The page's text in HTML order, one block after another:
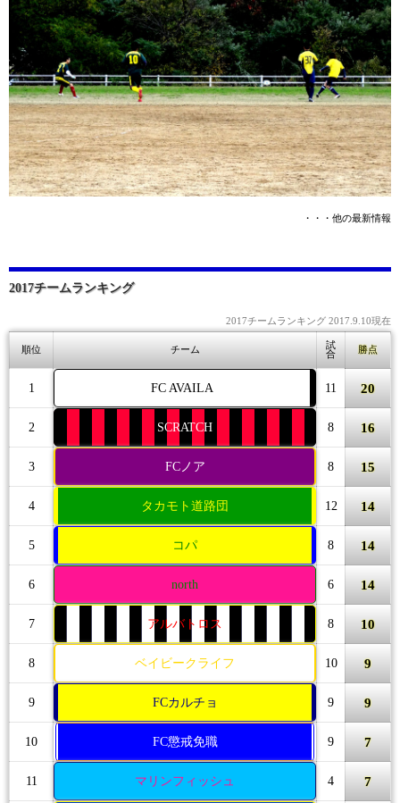
・・・他の最新情報
2017チームランキング
2017チームランキング 2017.9.10現在
順位 チーム
試
合
勝点
1 FC AVAILA 11 20
2 SCRATCH 8 16
3 FCノア 8 15
4 タカモト道路団 12 14
5 コパ 8 14
6 north 6 14
7 アルバトロス 8 10
8 ベイビークライフ 10 9
9 FCカルチョ 9 9
10 FC懲戒免職 9 7
11 マリンフィッシュ 4 7